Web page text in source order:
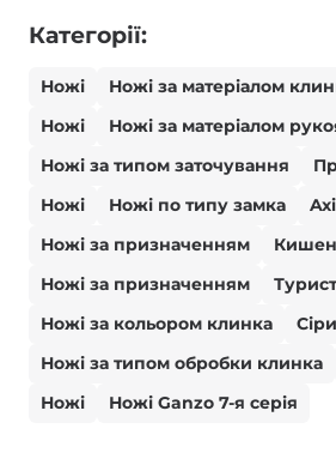
Категорії:
Ножі Ножі за матеріалом
Ножі
Ножі за матеріалом
Ножі за типом заточування
Ножі
Ножі по типу замка
Ножі за призначенням
Ножі за призначенням
Ножі за кольором клинка
Ножі за типом обробки клинка
Ножі
Ножі Ganzo 7-я серія